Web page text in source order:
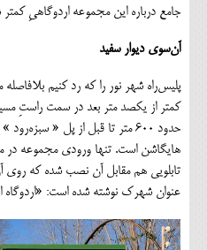
جامع درباره این مجموعه اردوگاهیِ کمتر
آن‌سوی دیوار سفید
پلیس‌راه شهر نور را که رد کنیم
کمتر از یکصد متر بعد در سمت راستِ
حدود ۶۰۰ متر تا قبل از پل «
هایگاشن است. تنها ورودی مجموعه در
تابلویی هم مقابل آن نصب شده که روی
عنوان شهرک نوشته شده است: «اردوگاه